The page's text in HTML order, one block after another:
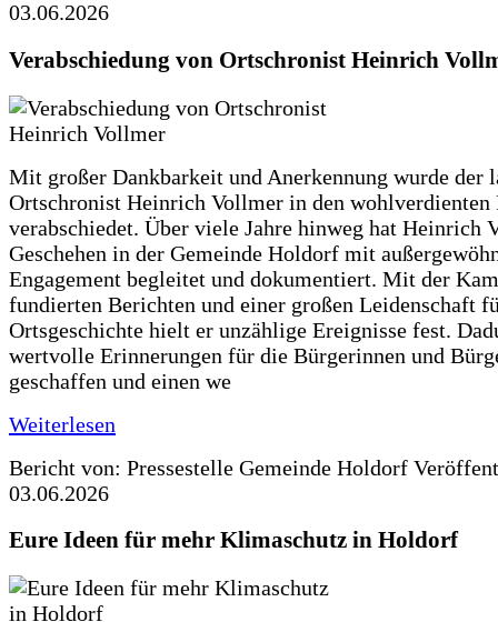
03.06.2026
Verabschiedung von Ortschronist Heinrich
Mit großer Dankbarkeit und Anerkennung wurde der
Ortschronist Heinrich Vollmer in den wohlverdienten
verabschiedet. Über viele Jahre hinweg hat Heinrich
Geschehen in der Gemeinde Holdorf mit
Engagement begleitet und dokumentiert. Mit der
fundierten Berichten und einer großen Leidenschaft
Ortsgeschichte hielt er unzählige Ereignisse fest.
wertvolle Erinnerungen für die Bürgerinnen und
geschaffen und einen we
Weiterlesen
Bericht von: Pressestelle Gemeinde Holdorf
03.06.2026
Eure Ideen für mehr Klimaschutz in Holdorf